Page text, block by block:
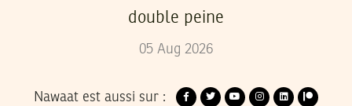
double peine
05 Aug 2026
Nawaat est aussi sur :